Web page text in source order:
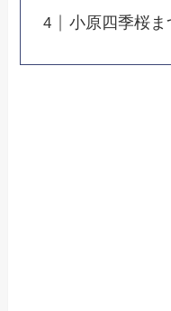
小原四季桜